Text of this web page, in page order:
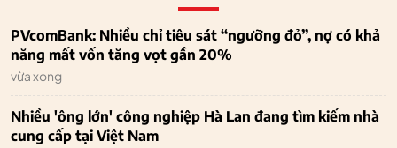
PVcomBank: Nhiều chỉ tiêu sát “ngưỡng đỏ”, nợ có khả
năng mất vốn tăng vọt gần 20%
vừa xong
Nhiều 'ông lớn' công nghiệp Hà Lan đang tìm kiếm nhà
cung cấp tại Việt Nam